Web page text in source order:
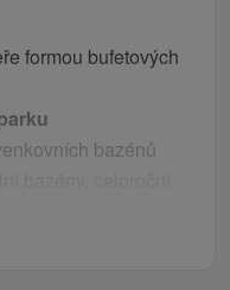
formou bufetových
bazénů
Blue Diamond s